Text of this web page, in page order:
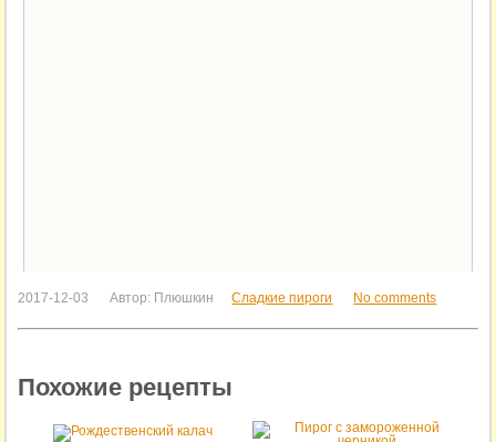
2017-12-03 Автор: Плюшкин Сладкие пироги No comments
Похожие рецепты